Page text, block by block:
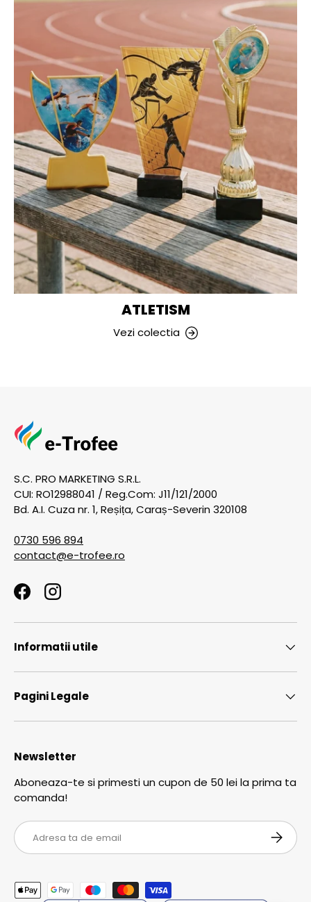
ATLETISM
Vezi colectia
S.C. PRO MARKETING S.R.L.
CUI: RO12988041 / Reg.Com: J11/121/2000
Bd. A.I. Cuza nr. 1, Reșița, Caraș-Severin 320108
0730 596 894
contact@e-trofee.ro
FacebookInstagram
Informatii utile
Pagini Legale
Newsletter
Aboneaza-te si primesti un cupon de 50 lei la prima ta
comanda!
Email
Metode de plata acceptate